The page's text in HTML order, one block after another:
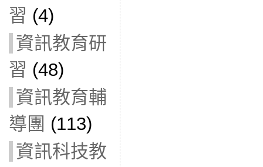
習 (4)
資訊教育研
習 (48)
資訊教育輔
導團 (113)
資訊科技教